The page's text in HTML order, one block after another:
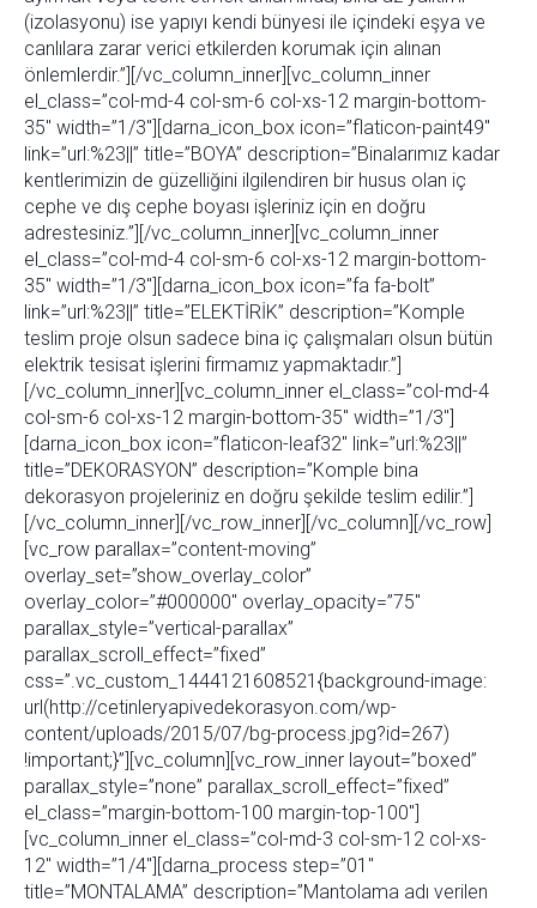
(izolasyonu) ise yapıyı kendi bünyesi ile içindeki eşya ve
canlılara zarar verici etkilerden korumak için alınan
önlemlerdir.”][/vc_column_inner][vc_column_inner
el_class=”col-md-4 col-sm-6 col-xs-12 margin-bottom-
35″ width=”1/3″][darna_icon_box icon=”flaticon-paint49″
link=”url:%23||” title=”BOYA” description=”Binalarımız kadar
kentlerimizin de güzelliğini ilgilendiren bir husus olan iç
cephe ve dış cephe boyası işleriniz için en doğru
adrestesiniz.”][/vc_column_inner][vc_column_inner
el_class=”col-md-4 col-sm-6 col-xs-12 margin-bottom-
35″ width=”1/3″][darna_icon_box icon=”fa fa-bolt”
link=”url:%23||” title=”ELEKTİRİK” description=”Komple
teslim proje olsun sadece bina iç çalışmaları olsun bütün
elektrik tesisat işlerini firmamız yapmaktadır.”]
[/vc_column_inner][vc_column_inner el_class=”col-md-4
col-sm-6 col-xs-12 margin-bottom-35″ width=”1/3″]
[darna_icon_box icon=”flaticon-leaf32″ link=”url:%23||”
title=”DEKORASYON” description=”Komple bina
dekorasyon projeleriniz en doğru şekilde teslim edilir.”]
[/vc_column_inner][/vc_row_inner][/vc_column][/vc_row]
[vc_row parallax=”content-moving”
overlay_set=”show_overlay_color”
overlay_color=”#000000″ overlay_opacity=”75″
parallax_style=”vertical-parallax”
parallax_scroll_effect=”fixed”
css=”.vc_custom_1444121608521{background-image:
url(http://cetinleryapivedekorasyon.com/wp-
content/uploads/2015/07/bg-process.jpg?id=267)
!important;}”][vc_column][vc_row_inner layout=”boxed”
parallax_style=”none” parallax_scroll_effect=”fixed”
el_class=”margin-bottom-100 margin-top-100″]
[vc_column_inner el_class=”col-md-3 col-sm-12 col-xs-
12″ width=”1/4″][darna_process step=”01″
title=”MONTALAMA” description=”Mantolama adı verilen